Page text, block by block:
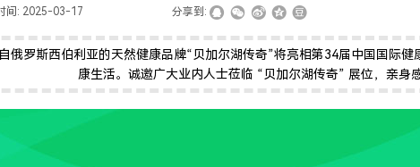
间: 2025-03-17 分享到:
罗斯西伯利亚的天然健康品牌“贝加尔湖传奇”将亮相第34届中国国际
康生活。诚邀广大业内人士莅临 “贝加尔湖传奇” 展位，亲身